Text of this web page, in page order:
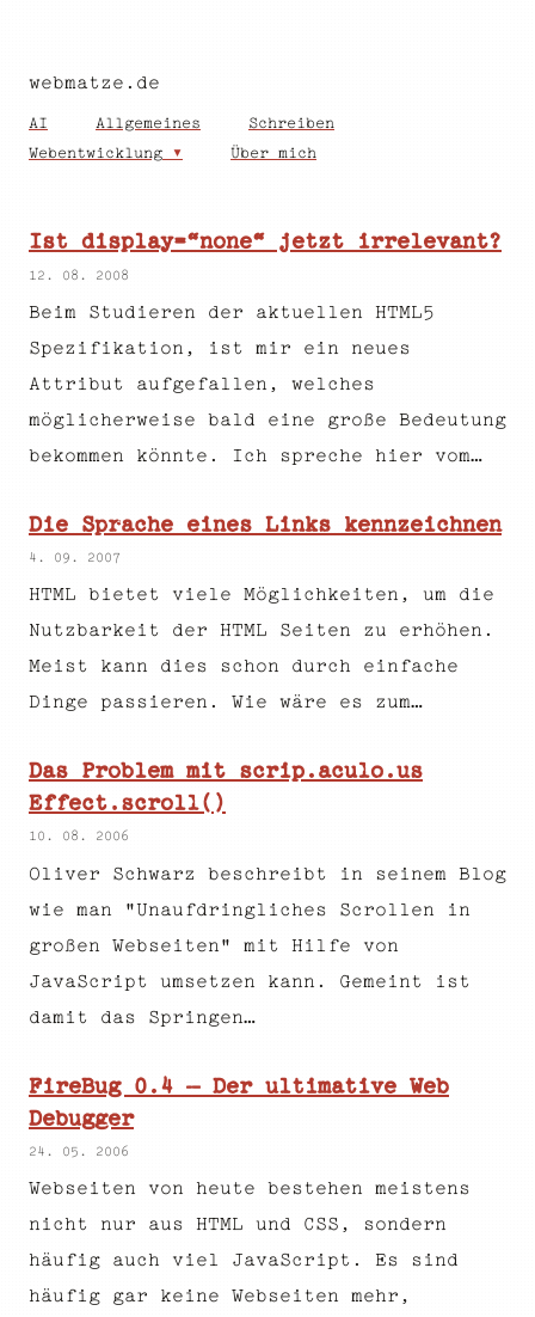
webmatze.de
AI Allgemeines Schreiben
Webentwicklung Über mich
Ist display=“none“ jetzt irrelevant?
12. 08. 2008
Beim Studieren der aktuellen HTML5
Spezifikation, ist mir ein neues
Attribut aufgefallen, welches
möglicherweise bald eine große Bedeutung
bekommen könnte. Ich spreche hier vom…
Die Sprache eines Links kennzeichnen
4. 09. 2007
HTML bietet viele Möglichkeiten, um die
Nutzbarkeit der HTML Seiten zu erhöhen.
Meist kann dies schon durch einfache
Dinge passieren. Wie wäre es zum…
Das Problem mit scrip.aculo.us
Effect.scroll()
10. 08. 2006
Oliver Schwarz beschreibt in seinem Blog
wie man "Unaufdringliches Scrollen in
großen Webseiten" mit Hilfe von
JavaScript umsetzen kann. Gemeint ist
damit das Springen…
FireBug 0.4 – Der ultimative Web
Debugger
24. 05. 2006
Webseiten von heute bestehen meistens
nicht nur aus HTML und CSS, sondern
häufig auch viel JavaScript. Es sind
häufig gar keine Webseiten mehr,